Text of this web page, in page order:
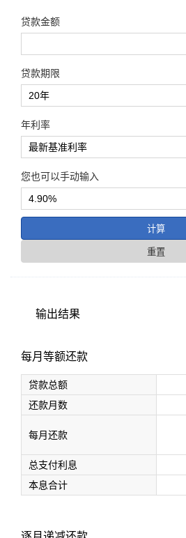
贷款金额
贷款期限
年利率
您也可以手动输入
输出结果
每月等额还款
贷款总额
还款月数
每月还款
总支付利息
本息合计